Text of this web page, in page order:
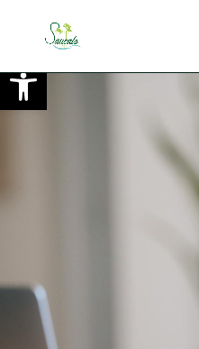
Ouvrir la barre d’outils